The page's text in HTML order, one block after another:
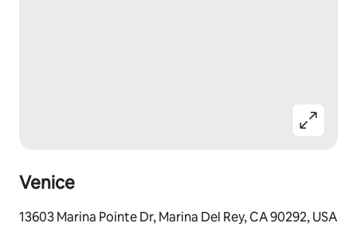
Venice
13603 Marina Pointe Dr, Marina Del Rey, CA 90292, USA